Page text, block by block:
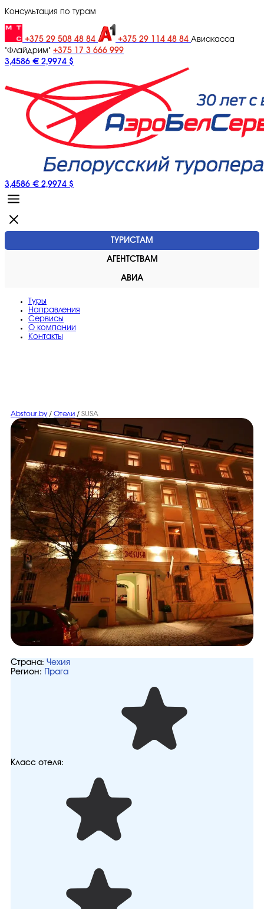
Консультация по турам
+375 29 508 48 84 +375 29 114 48 84 Авиакасса
"Флайдрим" +375 17 3 666 999
3,4586 € 2,9974 $
3,4586 € 2,9974 $
ТУРИСТАМ
АГЕНТСТВАМ
АВИА
Туры
Направления
Сервисы
O компании
Контакты
Abstour.by / Отели / SUSA
Страна: Чехия
Регион:
Прага
Класс отеля: